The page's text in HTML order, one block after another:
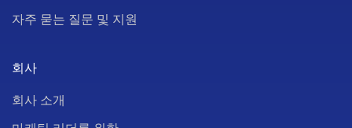
자주 묻는 질문 및 지원
회사
회사 소개